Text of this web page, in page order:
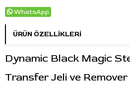
WhatsApp
ÜRÜN ÖZELLIKLERI
Dynamic Black Magic
Transfer Jeli ve